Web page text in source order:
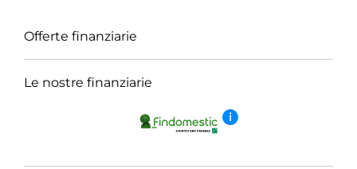
Offerte finanziarie
Le nostre finanziarie
i